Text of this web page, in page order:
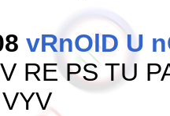
vRnOlD U
RE PS TU